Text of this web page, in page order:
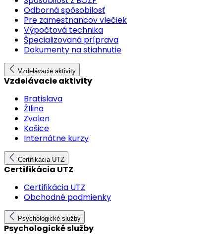
Odborná spôsobilosť
Pre zamestnancov vlečiek
Výpočtová technika
Špecializovaná príprava
Dokumenty na stiahnutie
Vzdelávacie aktivity
Vzdelávacie aktivity
Bratislava
ŽIlina
Zvolen
Košice
Internátne kurzy
Certifikácia UTZ
Certifikácia UTZ
Certifikácia UTZ
Obchodné podmienky
Psychologické služby
Psychologické služby